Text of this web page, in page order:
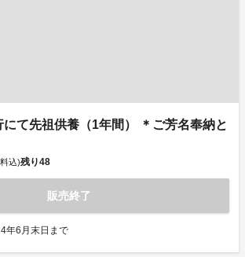
て先祖供養（1年間） ＊ご芳名奉納と
込)残り48
販売終了
年6月末日まで